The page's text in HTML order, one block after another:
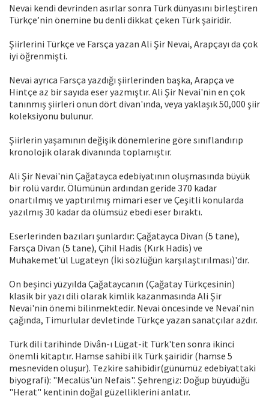
Nevai kendi devrinden asırlar sonra Türk dünyasını birleştiren
Türkçe’nin önemine bu denli dikkat çeken Türk şairidir.
Şiirlerini Türkçe ve Farsça yazan Ali Şir Nevai, Arapçayı da çok
iyi öğrenmişti.
Nevai ayrıca Farsça yazdığı şiirlerinden başka, Arapça ve
Hintçe az bir sayıda eser yazmıştır. Ali Şir Nevai'nin en çok
tanınmış şiirleri onun dört divan'ında, veya yaklaşık 50,000 şiir
koleksiyonu bulunur.
Şiirlerin yaşamının değişik dönemlerine göre sınıflandırıp
kronolojik olarak divanında toplamıştır.
Ali Şir Nevai'nin Çağatayca edebiyatının oluşmasında büyük
bir rolü vardır. Ölümünün ardından geride 370 kadar
onartılmış ve yaptırılmış mimari eser ve Çeşitli konularda
yazılmış 30 kadar da ölümsüz ebedi eser bıraktı.
Eserlerinden bazıları şunlardır: Çağatayca Divan (5 tane),
Farsça Divan (5 tane), Çihil Hadis (Kırk Hadis) ve
Muhakemet'ül Lugateyn (İki sözlüğün karşılaştırılması)'dır.
On beşinci yüzyılda Çağataycanın (Çağatay Türkçesinin)
klasik bir yazı dili olarak kimlik kazanmasında Ali Şir
Nevai'nin önemi bilinmektedir. Nevai öncesinde ve Nevai’nin
çağında, Timurlular devletinde Türkçe yazan sanatçılar azdır.
Türk dili tarihinde Divân-ı Lügat-it Türk'ten sonra ikinci
önemli kitaptır. Hamse sahibi ilk Türk şairidir (hamse 5
mesneviden oluşur). Tezkire sahibidir(günümüz edebiyattaki
biyografi): "Mecalüs'ün Nefais". Şehrengiz: Doğup büyüdüğü
"Herat" kentinin doğal güzelliklerini anlatır.